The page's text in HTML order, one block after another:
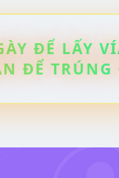
ĐỂ LẤY
ĐỂ TRÚNG